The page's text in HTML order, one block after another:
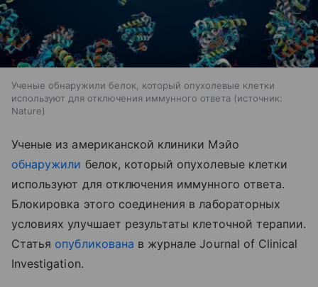
Ученые обнаружили белок, который опухолевые клетки
используют для отключения иммунного ответа
источник:
Nature
Ученые из американской клиники Мэйо
обнаружили белок, который опухолевые клетки
используют для отключения иммунного ответа.
Блокировка этого соединения в лабораторных
условиях улучшает результаты клеточной терапии.
Статья опубликована в журнале Journal of Clinical
Investigation.